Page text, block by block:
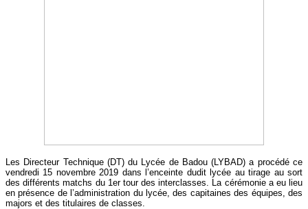
Les Directeur Technique (DT) du Lycée de Badou (LYBAD) a procédé ce
vendredi 15 novembre 2019 dans l’enceinte dudit lycée au tirage au sort
des différents matchs du 1er tour des interclasses. La cérémonie a eu lieu
en présence de l’administration du lycée, des capitaines des équipes, des
majors et des titulaires de classes.